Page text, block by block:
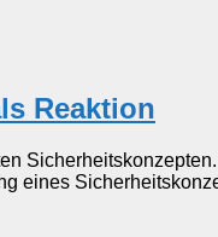
Reaktion
eines